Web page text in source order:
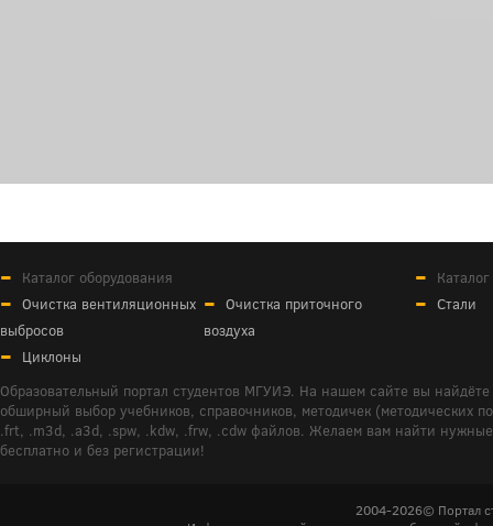
Каталог оборудования
Очистка вентиляционных
выбросов
Очистка приточного
воздуха
Циклоны
Стали
Образовательный портал студентов МГУИЭ. На нашем сайте вы
обширный выбор учебников, справочников, методичек (методических
.frt, .m3d, .a3d, .spw, .kdw, .frw, .cdw файлов. Желаем вам найти
бесплатно и без регистрации!
2004-2026© Портал